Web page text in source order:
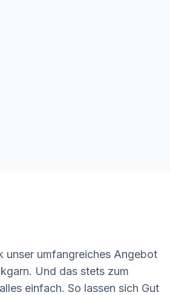
unser umfangreiches Angebot
Und das stets zum
einfach. So lassen sich Gut